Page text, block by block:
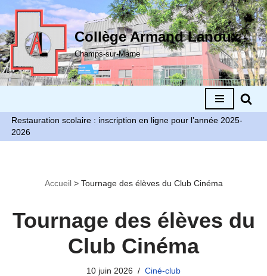
Aller
au
contenu
Collège Armand Lanoux
Champs-sur-Marne
Restauration scolaire : inscription en ligne pour l’année 2025-
2026
Accueil> Tournage des élèves du Club Cinéma
Tournage des élèves du
Club Cinéma
10 juin 2026 Ciné-club